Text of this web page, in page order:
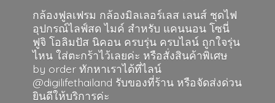
กล้องฟูลเฟรม กล้องมิลเลอร์เลส เลนส์ ชุดไฟ
อุปกรณ์ไลฟ์สด ไมค์ สำหรับ แคนนอน โซนี่
ฟูจิ โอลิมปัส นิคอน ครบรุ่น ครบไลน์ ถูกใจรุ่น
ไหน ใส่ตะกร้าไว้เลยค่ะ หรือสั่งสินค้าพิเศษ
by order ทักหาเราได้ที่ไลน์
@digilifethailand รับของที่ร้าน หรือจัดส่งด่วน
ยินดีให้บริการค่ะ